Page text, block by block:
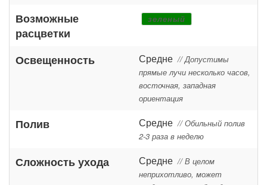
Возможные
расцветки
зеленый
Освещенность Средне // Допустимы
прямые лучи несколько часов,
восточная, западная
ориентация
Полив Средне // Обильный полив
2-3 раза в неделю
Сложность ухода Средне // В целом
неприхотливо, может